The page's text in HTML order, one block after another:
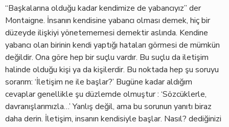
“Başkalarına olduğu kadar kendimize de yabancıyız” der
Montaigne. İnsanın kendisine yabancı olması demek, hiç bir
düzeyde ilişkiyi yönetememesi demektir aslında. Kendine
yabancı olan birinin kendi yaptığı hataları görmesi de mümkün
değildir. Ona göre hep bir suçlu vardır. Bu suçlu da iletişim
halinde olduğu kişi ya da kişilerdir. Bu noktada hep şu soruyu
sorarım: ‘İletişim ne ile başlar?’ Bugüne kadar aldığım
cevaplar genellikle şu düzlemde olmuştur : ‘Sözcüklerle,
davranışlarımızla…’ Yanlış değil, ama bu sorunun yanıtı biraz
daha derin. İletişim, insanın kendisiyle başlar. Nasıl? dediğinizi